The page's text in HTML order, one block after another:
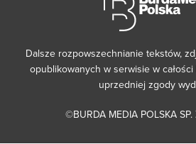
Dalsze rozpowszechnianie tekstów,
opublikowanych w serwisie w
uprzedniej zgody
©BURDA MEDIA POLSKA